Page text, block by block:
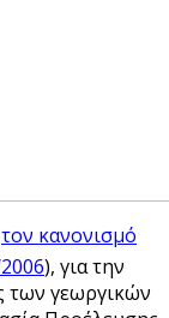
τον κανονισμό
), για την
των γεωργικών